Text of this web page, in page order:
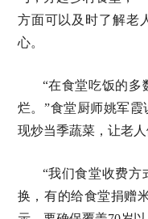
方面可以及时了解老
心。
“在食堂吃饭的多
烂。”食堂厨师姚军霞
现炒当季蔬菜，让老人
“我们食堂收费方
换，有的给食堂捐赠